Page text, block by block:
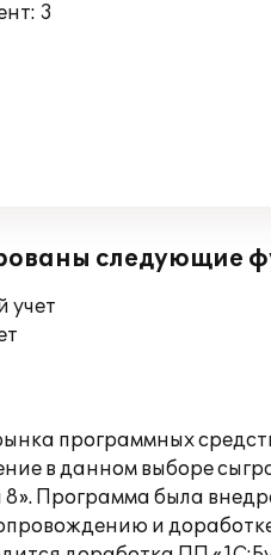
3
следующие
учет
программных
в данном выборе
8». Программа была
и